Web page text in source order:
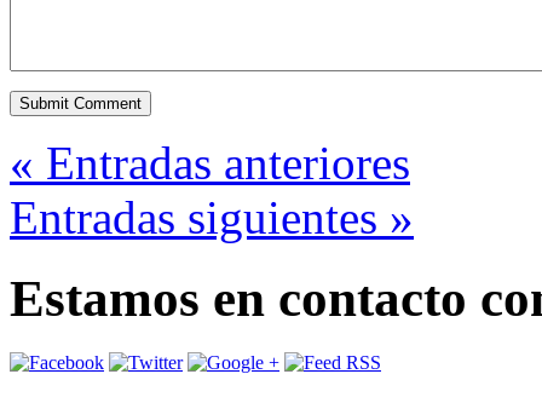
« Entradas anteriores
Entradas siguientes »
Estamos en contacto